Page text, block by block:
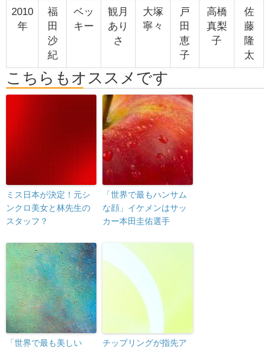
2010
年
福
田
沙
紀
ベッ
キー
観月
あり
さ
大塚
寧々
戸
田
恵
子
高橋
真梨
子
佐
藤
隆
太
こちらもオススメです
ミス日本が決定！元シ
ンクロ美女と林先生の
スタッフ？
「世界で最もハンサム
な顔」イケメンはサッ
カー本田圭佑選手
「世界で最も美しい
チップリングが指先ア